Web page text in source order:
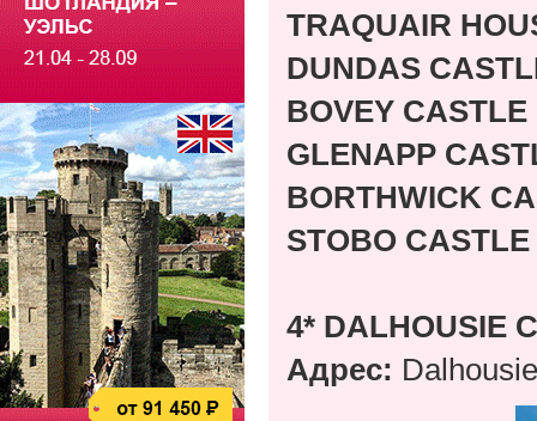
TRAQUAIR
DUNDAS
BOVEY CASTLE
GLENAPP
BORTHWICK
STOBO
4* DALHOUSIE
Адрес: